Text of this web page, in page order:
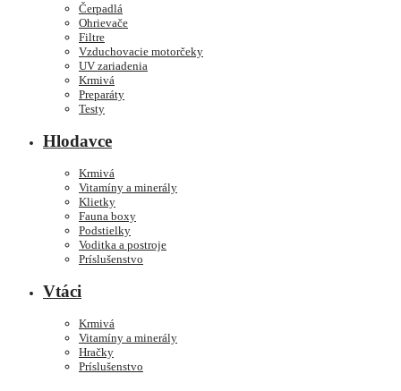
Čerpadlá
Ohrievače
Filtre
Vzduchovacie motorčeky
UV zariadenia
Krmivá
Preparáty
Testy
Hlodavce
Krmivá
Vitamíny a minerály
Klietky
Fauna boxy
Podstielky
Voditka a postroje
Príslušenstvo
Vtáci
Krmivá
Vitamíny a minerály
Hračky
Príslušenstvo